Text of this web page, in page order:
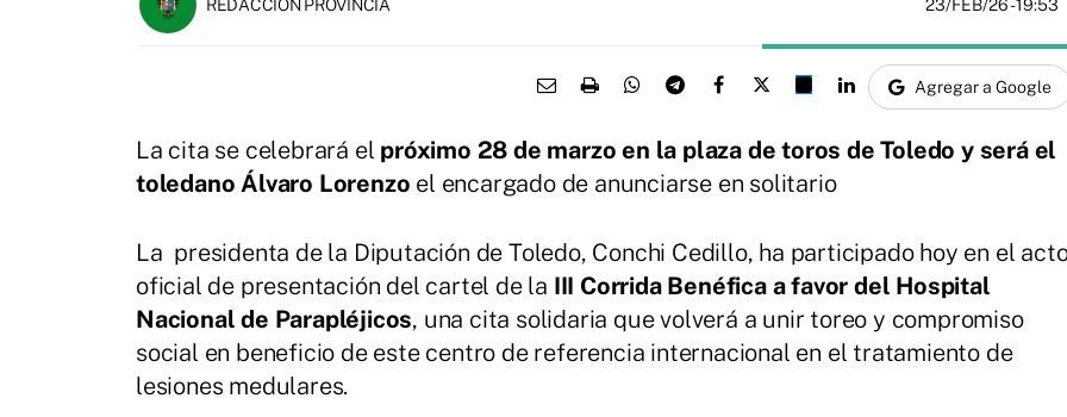
REDACCIÓN PROVINCIA 23/FEB/26- 19:53
Agregar a Google
La cita se celebrará el próximo 28 de marzo en la plaza de toros de Toledo y será el
toledano Álvaro Lorenzo el encargado de anunciarse en solitario
La presidenta de la Diputación de Toledo, Conchi Cedillo, ha participado hoy en el
oficial de presentación del cartel de la III Corrida Benéfica a favor del Hospital
Nacional de Parapléjicos, una cita solidaria que volverá a unir toreo y compromiso
social en beneficio de este centro de referencia internacional en el tratamiento de
lesiones medulares.